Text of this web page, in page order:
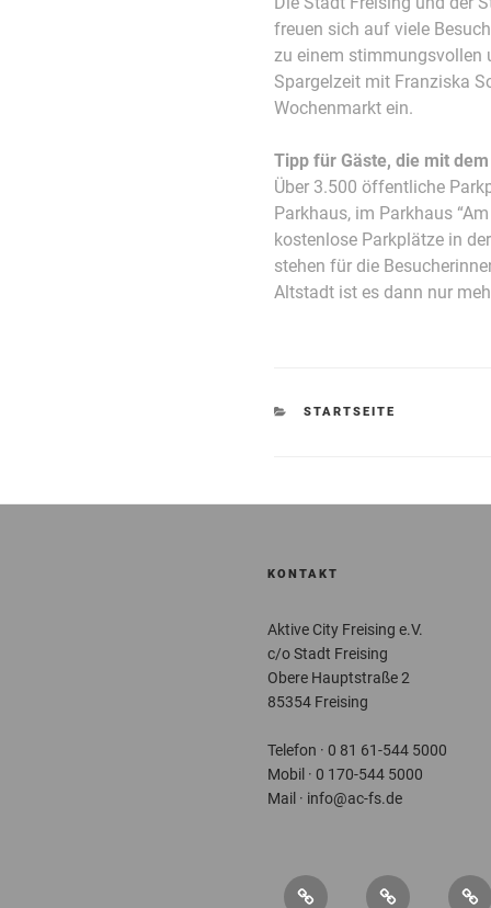
freuen sich auf viele
zu einem stimmungsvollen
Spargelzeit mit Franziska
Wochenmarkt ein.
Tipp für Gäste, die mit
Über 3.500 öffentliche
Parkhaus, im Parkhaus
kostenlose Parkplätze in
stehen für die
Altstadt ist es dann nur
KATEGORIEN
STARTSEITE
KONTAKT
Aktive City Freising e.V.
c/o Stadt Freising
Obere Hauptstraße 2
85354 Freising
Telefon · 0 81 61-544 5000
Mobil · 0 170-544 5000
Mail · info@ac-fs.de
Über
Service